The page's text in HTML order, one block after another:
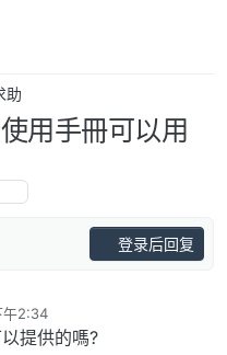
助
用手冊可以用
登录后回复
午2:34
提供的嗎?